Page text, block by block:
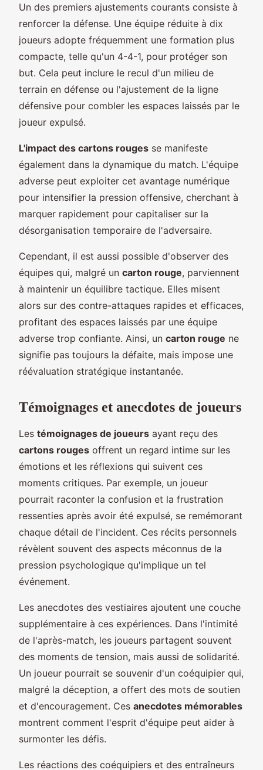
Un des premiers ajustements courants consiste à
renforcer la défense. Une équipe réduite à dix
joueurs adopte fréquemment une formation plus
compacte, telle qu'un 4-4-1, pour protéger son
but. Cela peut inclure le recul d'un milieu de
terrain en défense ou l'ajustement de la ligne
défensive pour combler les espaces laissés par le
joueur expulsé.
L'impact des cartons rouges se manifeste
également dans la dynamique du match. L'équipe
adverse peut exploiter cet avantage numérique
pour intensifier la pression offensive, cherchant à
marquer rapidement pour capitaliser sur la
désorganisation temporaire de l'adversaire.
Cependant, il est aussi possible d'observer des
équipes qui, malgré un carton rouge, parviennent
à maintenir un équilibre tactique. Elles misent
alors sur des contre-attaques rapides et efficaces,
profitant des espaces laissés par une équipe
adverse trop confiante. Ainsi, un carton rouge ne
signifie pas toujours la défaite, mais impose une
réévaluation stratégique instantanée.
Témoignages et anecdotes de joueurs
Les témoignages de joueurs ayant reçu des
cartons rouges offrent un regard intime sur les
émotions et les réflexions qui suivent ces
moments critiques. Par exemple, un joueur
pourrait raconter la confusion et la frustration
ressenties après avoir été expulsé, se remémorant
chaque détail de l'incident. Ces récits personnels
révèlent souvent des aspects méconnus de la
pression psychologique qu'implique un tel
événement.
Les anecdotes des vestiaires ajoutent une couche
supplémentaire à ces expériences. Dans l'intimité
de l'après-match, les joueurs partagent souvent
des moments de tension, mais aussi de solidarité.
Un joueur pourrait se souvenir d'un coéquipier qui,
malgré la déception, a offert des mots de soutien
et d'encouragement. Ces anecdotes mémorables
montrent comment l'esprit d'équipe peut aider à
surmonter les défis.
Les réactions des coéquipiers et des entraîneurs